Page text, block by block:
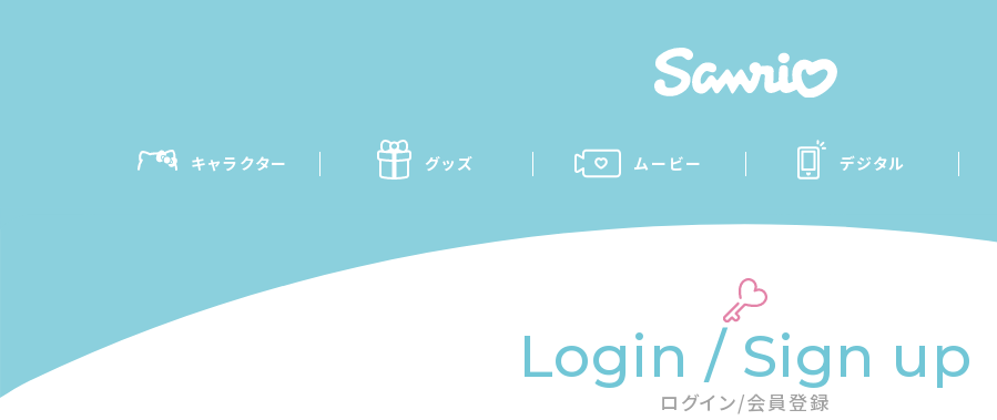
キャラクター グッズ ムービー デジタル
Login / Sign up
ログイン/会員登録